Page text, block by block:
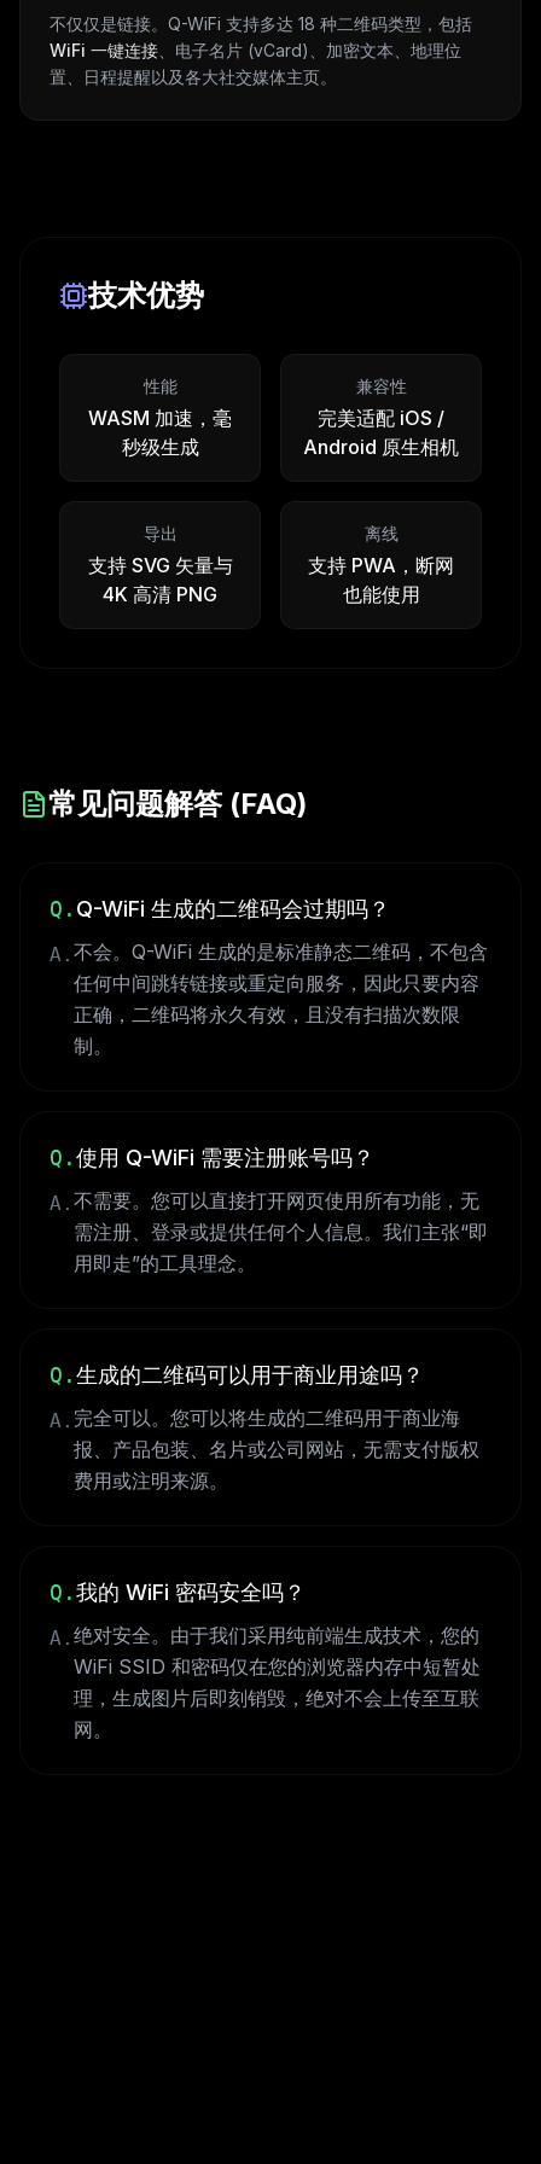
不仅仅是链接。Q-WiFi 支持多达 18 种二维码类型，包括
WiFi 一键连接 、电子名片 (vCard)、加密文本、地理位
置、日程提醒以及各大社交媒体主页。
技术优势
性能
WASM 加速，毫
秒级生成
兼容性
完美适配 iOS /
Android 原生相机
导出
支持 SVG 矢量与
4K 高清 PNG
离线
支持 PWA，断网
也能使用
常见问题解答 (FAQ)
Q. Q-WiFi 生成的二维码会过期吗？
A. 不会。Q-WiFi 生成的是标准静态二维码，不包含
任何中间跳转链接或重定向服务，因此只要内容
正确，二维码将永久有效，且没有扫描次数限
制。
Q.使用 Q-WiFi 需要注册账号吗？
A. 不需要。您可以直接打开网页使用所有功能，无
需注册、登录或提供任何个人信息。我们主张“即
用即走”的工具理念。
Q.生成的二维码可以用于商业用途吗？
A. 完全可以。您可以将生成的二维码用于商业海
报、产品包装、名片或公司网站，无需支付版权
费用或注明来源。
Q.我的 WiFi 密码安全吗？
A. 绝对安全。由于我们采用纯前端生成技术，您的
WiFi SSID 和密码仅在您的浏览器内存中短暂处
理，生成图片后即刻销毁，绝对不会上传至互联
网。